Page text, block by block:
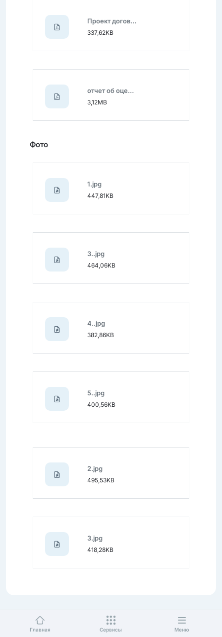
Главная Сервисы Меню
Проект договора купли-продажи авто.pdf
337,62KB
отчет об оценке Chevrolet Epika_20250115_0001.pdf
3,12MB
Фото
1.jpg
447,81KB
3..jpg
464,06KB
4..jpg
382,86KB
5..jpg
400,56KB
2.jpg
495,53KB
3.jpg
418,28KB